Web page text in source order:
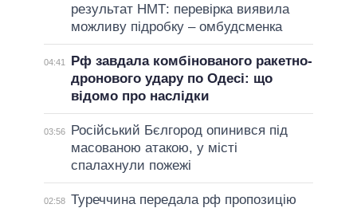
результат НМТ: перевірка виявила
можливу підробку – омбудсменка
04:41
Рф завдала комбінованого ракетно-
дронового удару по Одесі: що
відомо про наслідки
03:56
Російський Бєлгород опинився під
масованою атакою, у місті
спалахнули пожежі
02:58 Туреччина передала рф пропозицію